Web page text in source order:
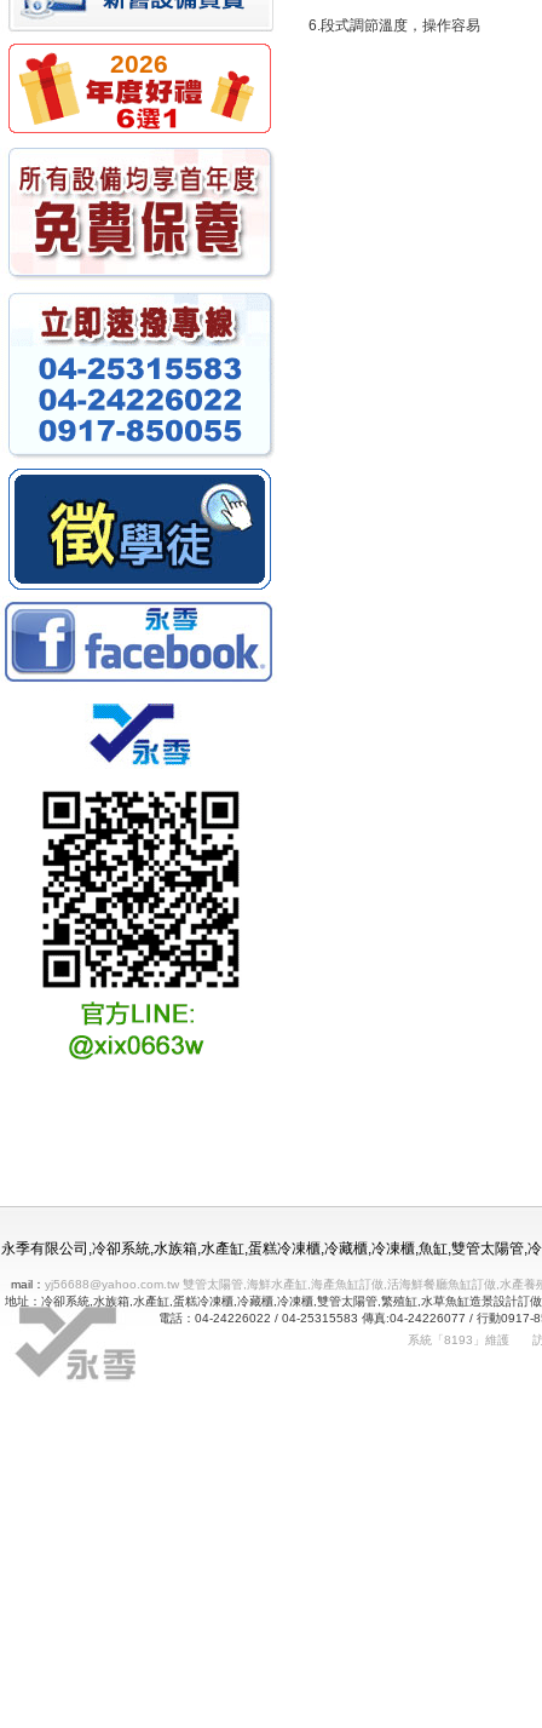
2026
6.段式調節溫度，操作容易
永季有限公司,冷卻系統,水族箱,水產缸,蛋糕冷凍櫃,冷藏櫃,冷凍櫃,魚缸,雙管太陽管
mail： yj56688@yahoo.com.tw 雙管太陽管,海鮮水產缸,海產魚缸訂做,活海鮮餐廳魚缸訂做,水產
地址：冷卻系統,水族箱,水產缸,蛋糕冷凍櫃,冷藏櫃,冷凍櫃,雙管太陽管,繁殖缸,水草魚缸造景設計
電話：04-24226022 / 04-25315583 傳真:04-24226077 / 行動0917-
系統「8193」維護